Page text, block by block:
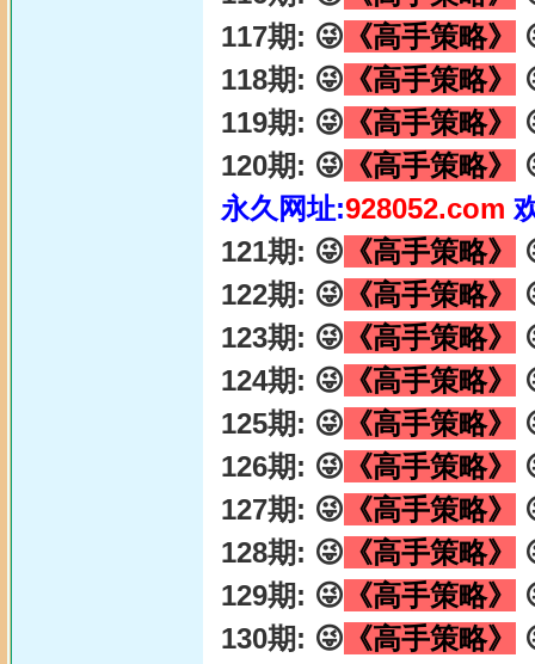
117期: 😜 《高手策略》
118期: 😜 《高手策略》
119期: 😜 《高手策略》
120期: 😜 《高手策略》
永久网址:928052.com
121期: 😜 《高手策略》
122期: 😜 《高手策略》
123期: 😜 《高手策略》
124期: 😜 《高手策略》
125期: 😜 《高手策略》
126期: 😜 《高手策略》
127期: 😜 《高手策略》
128期: 😜 《高手策略》
129期: 😜 《高手策略》
130期: 😜 《高手策略》